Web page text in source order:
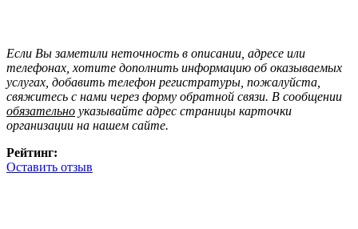
Если Вы заметили неточность в описании, адресе или
телефонах, хотите дополнить информацию об оказываемых
услугах, добавить телефон регистратуры, пожалуйста,
свяжитесь с нами через форму обратной связи. В сообщении
обязательно указывайте адрес страницы карточки
организации на нашем сайте.
Рейтинг:
Оставить отзыв